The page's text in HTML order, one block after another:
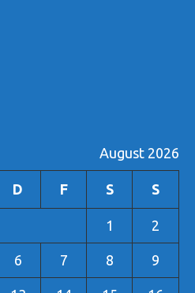
August 2026
D F S S
1 2
6 7 8 9